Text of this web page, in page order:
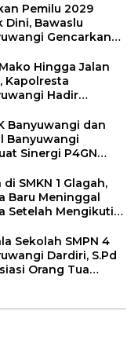
Pemilu 2029
Dini, Bawaslu
Gencarkan
SDM
Hingga Jalan
Kapolresta
Hadir
Banyuwangi dan
Banyuwangi
Sinergi P4GN
di SMKN 1 Glagah,
Baru Meninggal
Setelah Mengikuti
Sekolah SMPN 4
Dardiri, S.Pd
Orang Tua
Gerbang Sekolah